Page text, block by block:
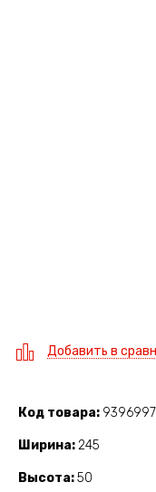
Добавить в
Код товара 9396997
Ширина 245
Высота 50